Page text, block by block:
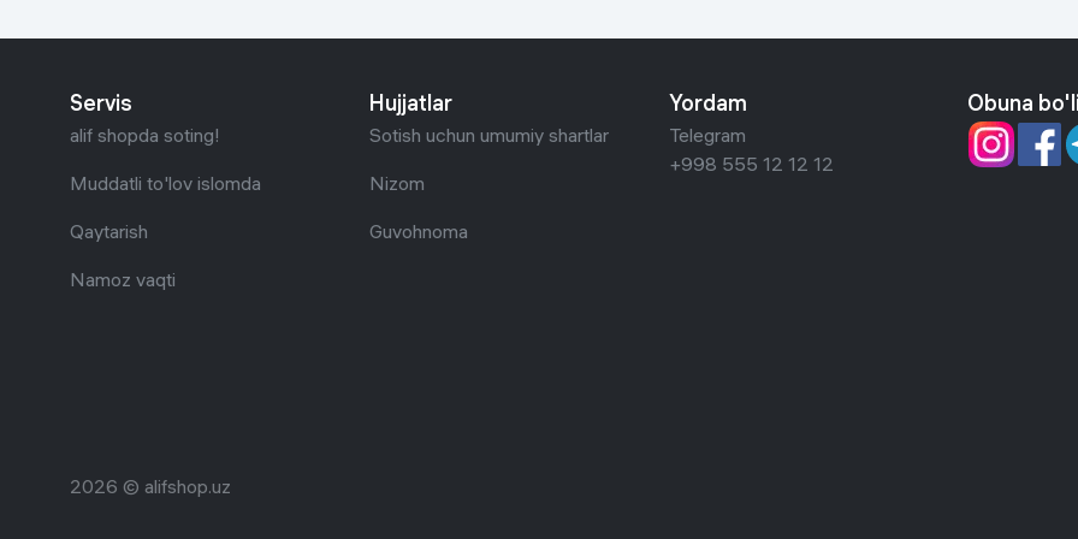
Servis
alif shopda soting!
Muddatli to'lov islomda
Qaytarish
Namoz vaqti
Hujjatlar
Sotish uchun umumiy shartlar
Nizom
Guvohnoma
Yordam
Telegram
+998 555 12 12 12
Obuna
2026 © alifshop.uz